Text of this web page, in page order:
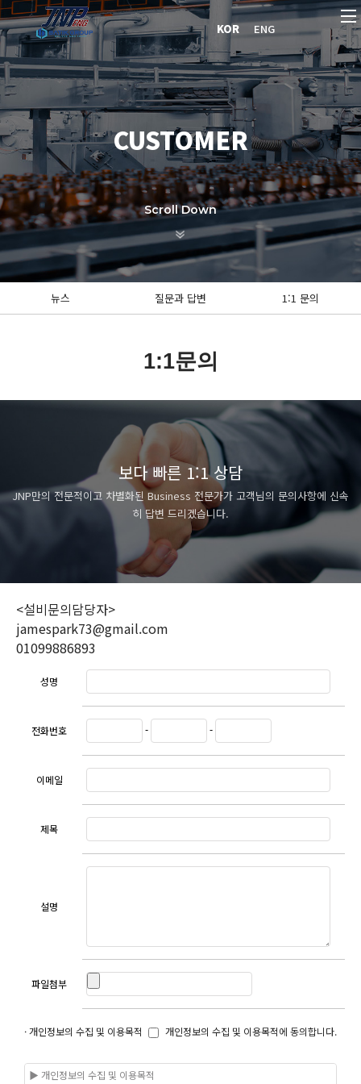
logo
메
뉴
KOR ENG
CUSTOMER
Scroll Down
뉴스 질문과 답변 1:1 문의
1:1문의
보다 빠른 1:1 상담
JNP만의 전문적이고 차별화된 Business 전문가가 고객님의 문의사항에 신속
히 답변 드리겠습니다.
<설비문의담당자>
jamespark73@gmail.com
01099886893
성명
전화번호 - -
이메일
제목
설명
파일첨부
· 개인정보의 수집 및 이용목적 개인정보의 수집 및 이용목적에 동의합니다.